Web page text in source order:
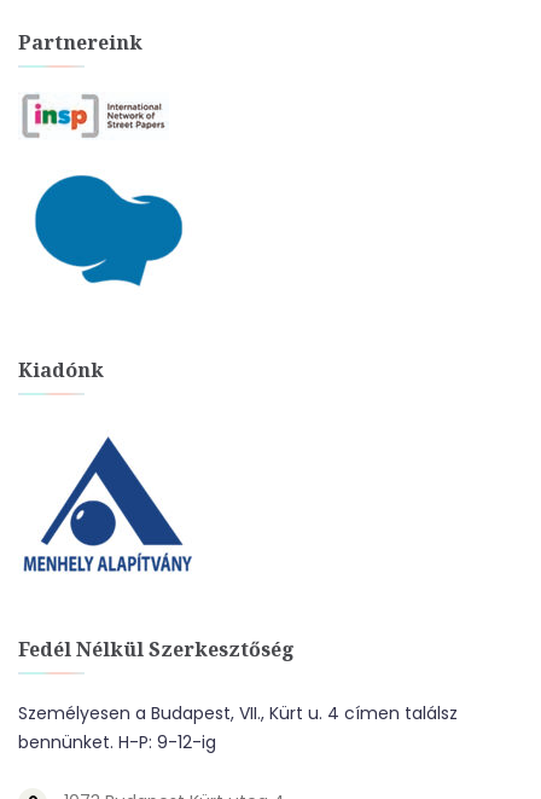
Partnereink
Kiadónk
Fedél Nélkül Szerkesztőség
Személyesen a Budapest, VII., Kürt u. 4 címen találsz
bennünket. H-P: 9-12-ig